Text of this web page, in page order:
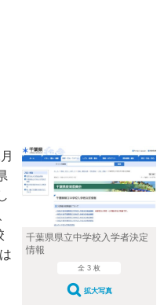
千葉県県立中学校入学者決定
情報
全 3 枚
拡大写真